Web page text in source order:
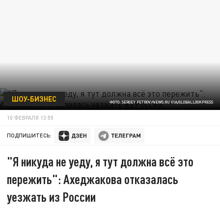
ФОТО: SERGEY PETROV/NEWS.RU VIA/GLOBALLOOKPRESS
ШОУ-БИЗНЕС
10 ФЕВРАЛЯ 13:55
ПОДПИШИТЕСЬ:
"Я никуда не уеду, я тут должна всё это
пережить": Ахеджакова отказалась
уезжать из России